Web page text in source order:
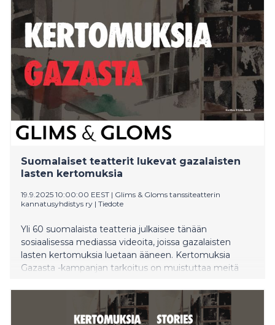
Suomalaiset teatterit lukevat gazalaisten
lasten kertomuksia
19.9.2025 10:00:00 EEST | Glims & Gloms tanssiteatterin
kannatusyhdistys ry | Tiedote
Yli 60 suomalaista teatteria julkaisee tänään
sosiaalisessa mediassa videoita, joissa gazalaisten
lasten kertomuksia luetaan ääneen. Kertomuksia
Gazasta -kampanjan tarkoitus on muistuttaa meitä
loputtava, eikä yhdenkään lapsen tulisi enää koskaan
joutua kokemaan sitä, mitä gazalaiset lapset kokevat.